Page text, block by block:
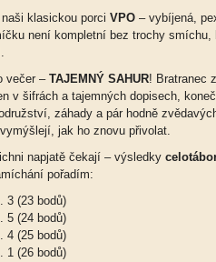
klasickou porci VPO – vybíjená,
není kompletní bez trochy smíchu,
večer –TAJEMNÝ SAHUR! Bratranec
v šifrách a tajemných dopisech,
záhady a pár hodně
jak ho znovu přivolat.
napjatě čekají – výsledky
pořadím:
3 (23 bodů)
5 (24 bodů)
4 (25 bodů)
1 (26 bodů)